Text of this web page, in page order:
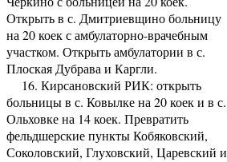
Открыть в с. Дмитриевщино больницу
на 20 коек с амбулаторно-врачебным
участком. Открыть амбулатории в с.
Плоская Дубрава и Каргли.
16. Кирсановский РИК: открыть
больницы в с. Ковылке на 20 коек и в с.
Ольховке на 14 коек. Превратить
фельдшерские пункты Кобяковский,
Соколовский, Глуховский, Царевский и